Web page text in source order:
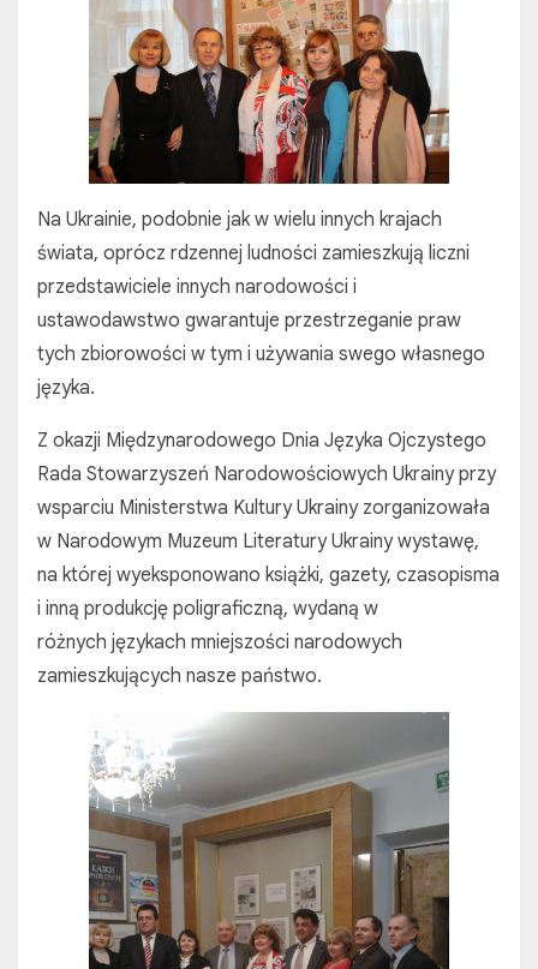
Na Ukrainie, podobnie jak w wielu innych krajach
świata, oprócz rdzennej ludności zamieszkują liczni
przedstawiciele innych narodowości i
ustawodawstwo gwarantuje przestrzeganie praw
tych zbiorowości w tym i używania swego własnego
języka.
Z okazji Międzynarodowego Dnia Języka Ojczystego
Rada Stowarzyszeń Narodowościowych Ukrainy przy
wsparciu Ministerstwa Kultury Ukrainy zorganizowała
w Narodowym Muzeum Literatury Ukrainy wystawę,
na której wyeksponowano książki, gazety, czasopisma
i inną produkcję poligraficzną, wydaną w
różnych językach mniejszości narodowych
zamieszkujących nasze państwo.